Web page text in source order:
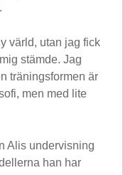
värld, utan jag fick
stämde. Jag
träningsformen är
men med lite
Alis undervisning
han har